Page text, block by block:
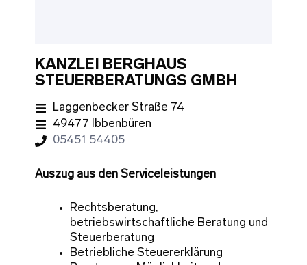
KANZLEI BERGHAUS
STEUERBERATUNGS GMBH
Laggenbecker Straße 74
49477 Ibbenbüren
05451 54405
Auszug aus den Serviceleistungen
Rechtsberatung,
betriebswirtschaftliche Beratung und
Steuerberatung
Betriebliche Steuererklärung